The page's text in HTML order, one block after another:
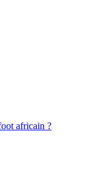
africain ?